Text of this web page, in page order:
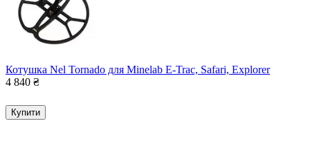
Котушка Nel Tornado для Minelab E-Trac, Safari, Explorer
4 840 ₴
Купити